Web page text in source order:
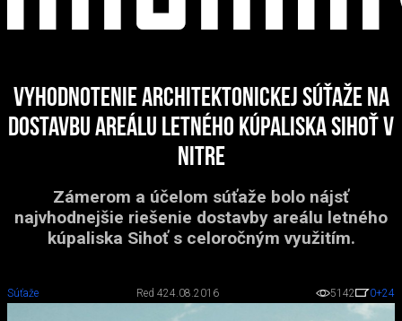
Vyhodnotenie architektonickej súťaže na
dostavbu areálu letného kúpaliska Sihoť v
Nitre
Zámerom a účelom súťaže bolo nájsť
najvhodnejšie riešenie dostavby areálu letného
kúpaliska Sihoť s celoročným využitím.
Súťaže Red 424.08.2016 5142 0+24